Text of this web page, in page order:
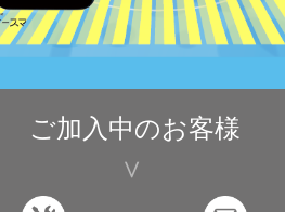
ご加入中のお客様